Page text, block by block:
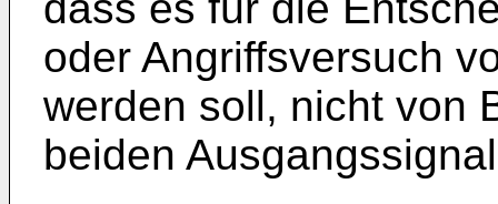
oder Angriffsversuch
werden soll, nicht von
beiden